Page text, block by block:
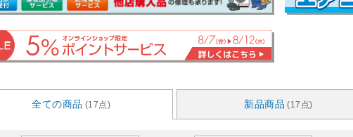
全ての商品 (17点) 新品商品 (17点)